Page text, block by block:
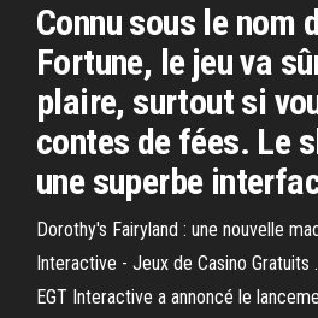
Connu sous le nom
Fortune, le jeu va
plaire, surtout si
contes de fées. Le
une superbe
Dorothy's Fairyland : une nouvelle
Interactive - Jeux de Casino
EGT Interactive a annoncé le